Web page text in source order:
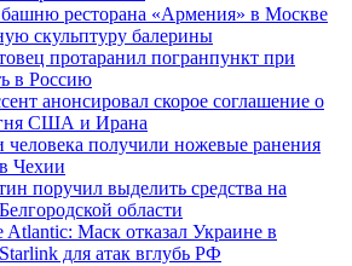
ресторана «Армения» в Москве
скульптуру балерины
протаранил погранпункт при
в Россию
анонсировал скорое соглашение о
США и Ирана
человека получили ножевые ранения
Чехии
поручил выделить средства на
области
Atlantic: Маск отказал Украине в
для атак вглубь РФ